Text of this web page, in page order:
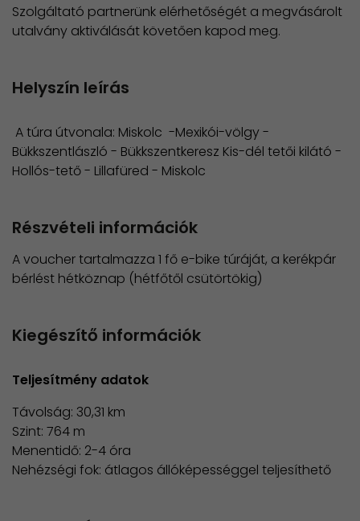
Szolgáltató partnerünk elérhetőségét a megvásárolt
utalvány aktiválását követően kapod meg.
Helyszín leírás
A túra útvonala: Miskolc -Mexikói-völgy -
Bükkszentlászló - Bükkszentkeresz Kis-dél tetői kilátó -
Hollós-tető - Lillafüred - Miskolc
Részvételi információk
A voucher tartalmazza 1 fő e-bike túráját, a kerékpár
bérlést hétköznap (hétfőtől csütörtökig)
Kiegészítő információk
Teljesítmény adatok
Távolság: 30,31 km
Szint: 764 m
Menentidő: 2-4 óra
Nehézségi fok: átlagos állóképességgel teljesíthető